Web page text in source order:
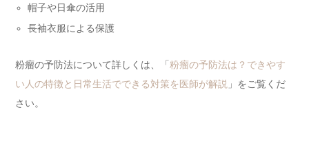
帽子や日傘の活用
長袖衣服による保護
粉瘤の予防法について詳しくは、「 粉瘤の予防法は？できやす
い人の特徴と日常生活でできる対策を医師が解説 」をご覧くだ
さい。